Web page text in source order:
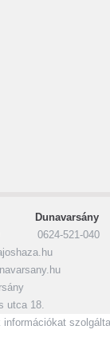
Dunavarsány
0624-521-040
utca 18.